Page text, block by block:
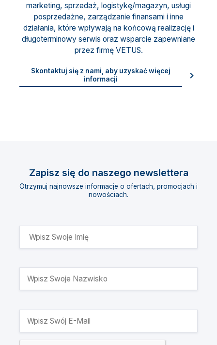
marketing, sprzedaż, logistykę/magazyn, usługi
posprzedażne, zarządzanie finansami i inne
działania, które wpływają na końcową realizację i
długoterminowy serwis oraz wsparcie zapewniane
przez firmę VETUS.
Skontaktuj się z nami, aby uzyskać więcej
informacji
Zapisz się do naszego newslettera
Otrzymuj najnowsze informacje o ofertach, promocjach i
nowościach.